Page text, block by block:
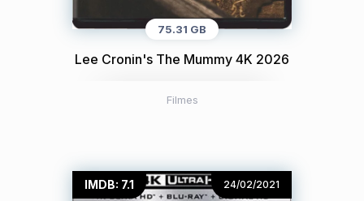
75.31 GB
Lee Cronin's The Mummy 4K 2026
Filmes
IMDB: 7.1 24/02/2021